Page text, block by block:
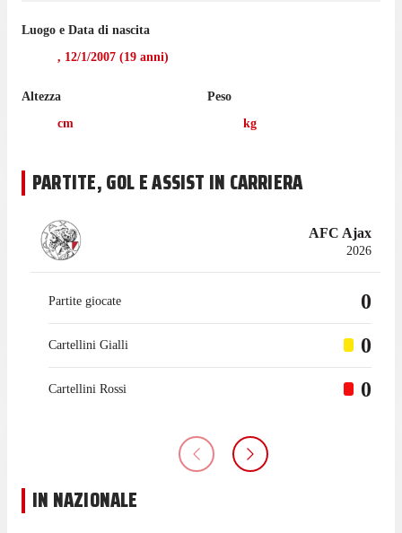
Luogo e Data di nascita
, 12/1/2007 (19 anni)
Altezza
cm
Peso
kg
PARTITE, GOL E ASSIST IN CARRIERA
AFC Ajax
2026
Partite giocate 0
Cartellini Gialli 0
Cartellini Rossi 0
IN NAZIONALE